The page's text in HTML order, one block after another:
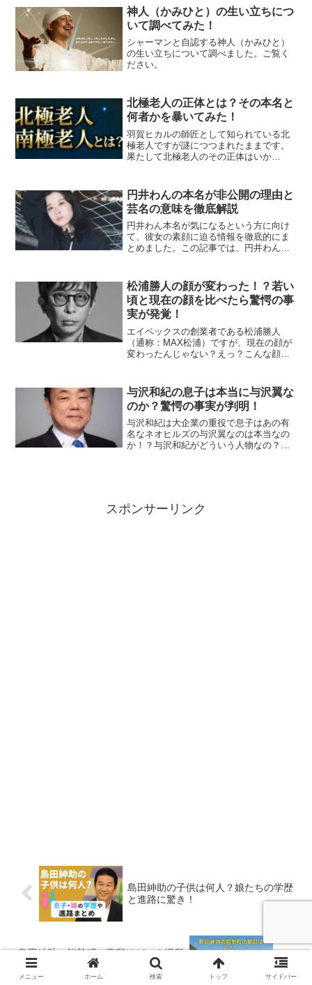
ったキーワードで検索する人の多くは、
この...
神人（かみひと）の生い立ちにつ
いて調べてみた！
シャーマンと自認する神人（かみひと）
の生い立ちについて調べました。ご覧く
ださい。
北極老人の正体とは？その本名と
何者かを暴いてみた！
羽賀ヒカルの師匠として知られている北
極老人ですが謎につつまれたままです。
果たして北極老人のその正体はいか
ださい。
円井わんの本名が非公開の理由と
芸名の意味を徹底解説
円井わん本名が気になるという方に向け
て、彼女の素顔に迫る情報を徹底的にま
とめました。この記事では、円井わん本
説しています。また、円井わんの年齢や
出身地、これまでの経歴も...
松浦勝人の顔が変わった！？若い
頃と現在の顔を比べたら驚愕の事
実が発覚！
エイベックスの創業者である松浦勝人
（通称：MAX松浦）ですが、現在の顔が
変わったんじゃない？えっ？こんな顔だ
浦勝人の顔に迫ってまいります。それで
はご覧ください。
与沢和紀の息子は本当に与沢翼な
のか？驚愕の事実が判明！
与沢和紀は大企業の重役で息子はあの有
名なネオヒルズの与沢翼なのは本当なの
か！？与沢和紀がどういう人物なの？ま
スポンサーリンク
島田紳助の子供は何人？娘たちの学歴
と進路に驚き！
島田紳助の能勢町の豪邸はどこ？場所
と外観を特定！
メニュー ホーム 検索 トップ サイドバー